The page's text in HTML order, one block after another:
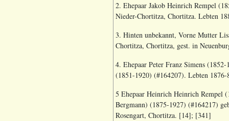
2. Ehepaar Jakob Heinrich Rempel
Nieder-Chortitza, Chortitza. Lebten
3. Hinten unbekannt, Vorne Mutter
Chortitza, Chortitza, gest. in
4. Ehepaar Peter Franz Simens
(1851-1920) (#164207). Lebten
5 Ehepaar Heinrich Heinrich Rempel
Bergmann) (1875-1927) (#164217)
Rosengart, Chortitza. [14]; [341]